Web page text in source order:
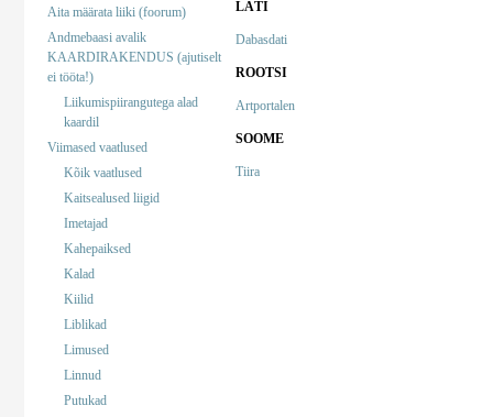
Aita määrata liiki (foorum)
Andmebaasi avalik
KAARDIRAKENDUS (ajutiselt
ei tööta!)
Liikumispiirangutega alad
kaardil
Viimased vaatlused
Kõik vaatlused
Kaitsealused liigid
Imetajad
Kahepaiksed
Kalad
Kiilid
Liblikad
Limused
Linnud
Putukad
LÄTI
Dabasdati
ROOTSI
Artportalen
SOOME
Tiira